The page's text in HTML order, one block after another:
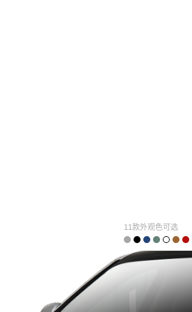
11款外观色可选
购车计算